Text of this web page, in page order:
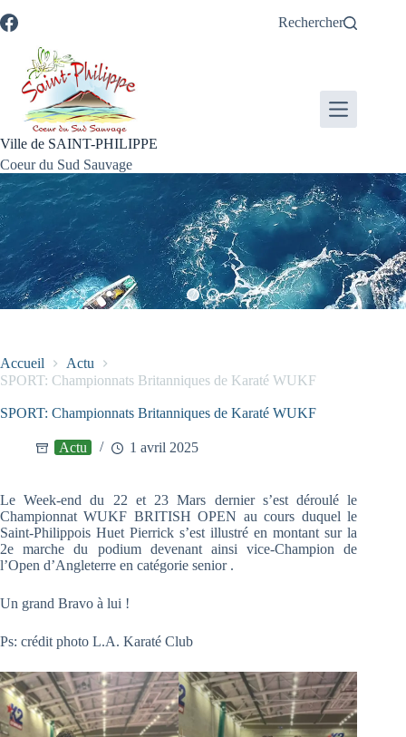
au
au
à
recherche
au
Rechercher
Ville de SAINT-PHILIPPE
Coeur du Sud Sauvage
Accueil
Actu
SPORT: Championnats Britanniques de Karaté WUKF
SPORT: Championnats Britanniques de Karaté WUKF
Actu 1 avril 2025
Le Week-end du 22 et 23 Mars dernier s’est déroulé le
Championnat WUKF BRITISH OPEN au cours duquel le
Saint-Philippois Huet Pierrick s’est illustré en montant sur la
2e marche du podium devenant ainsi vice-Champion de
l’Open d’Angleterre en catégorie senior .
Un grand Bravo à lui !
Ps: crédit photo L.A. Karaté Club